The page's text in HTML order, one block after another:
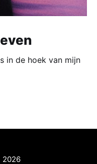
in de hoek van mijn